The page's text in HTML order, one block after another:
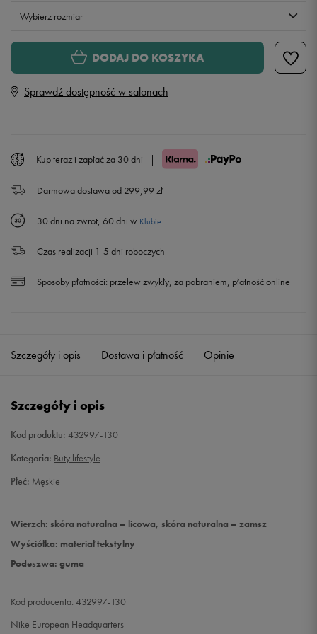
Wybierz rozmiar
Rozmiary EU
26 cm
42,5 27 cm
43 27,5 cm
44 28 cm
DODAJ DO KOSZYKA
Sprawdź dostępność w salonach
Kup teraz i zapłać za 30 dni |
Darmowa dostawa od 299,99 zł
30 dni na zwrot, 60 dni w Klubie
Czas realizacji 1-5 dni roboczych
Sposoby płatności: przelew zwykły, za pobraniem, płatność online
Szczegóły i opis Dostawa i płatność Opinie
Szczegóły i opis
Kod produktu: 432997-130
Kategoria: Buty lifestyle
Płeć: Męskie
Wierzch: skóra naturalna – licowa, skóra naturalna – zamsz
Wyściółka: materiał tekstylny
Podeszwa: guma
Kod producenta: 432997-130
Nike European Headquarters